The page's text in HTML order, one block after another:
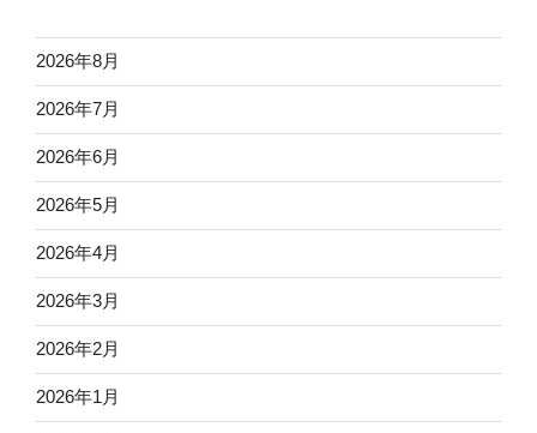
2026年8月
2026年7月
2026年6月
2026年5月
2026年4月
2026年3月
2026年2月
2026年1月